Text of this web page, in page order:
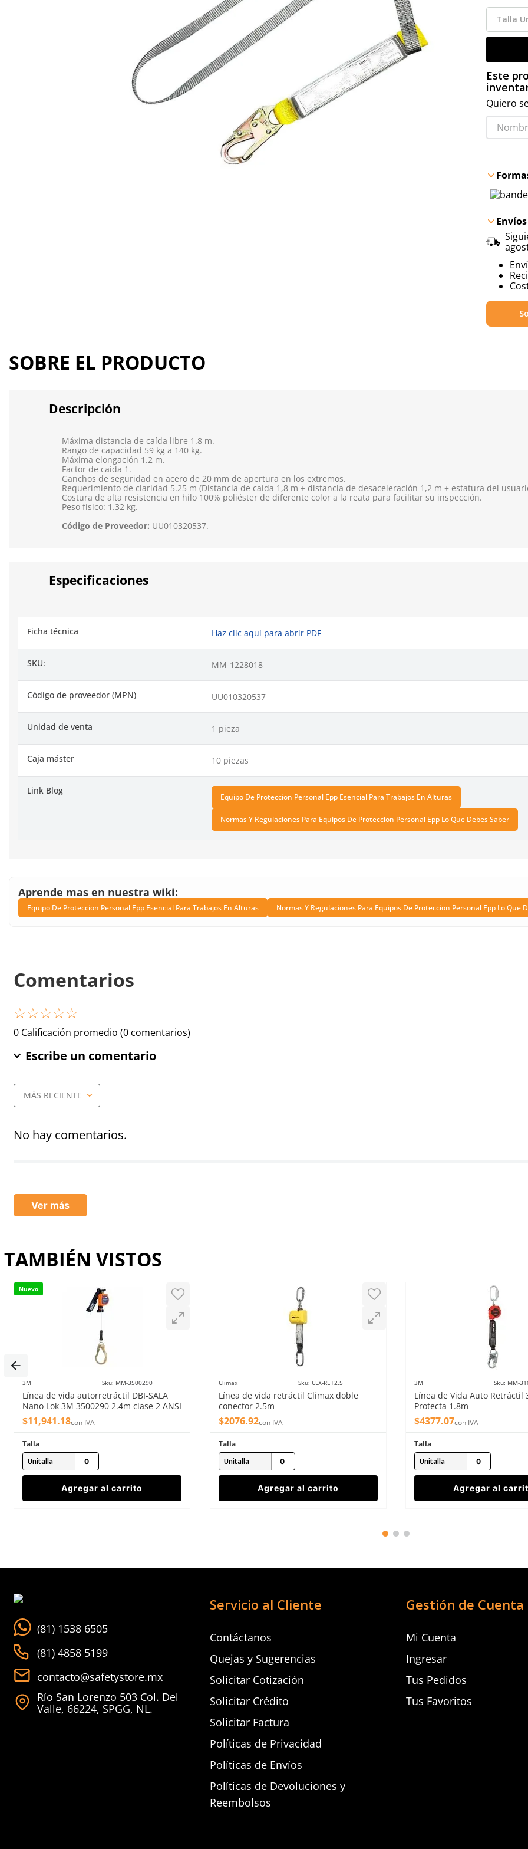
Talla
Este
Quiero
SOBRE EL PRODUCTO
Descripción
Máxima distancia de caída libre 1.8 m.
Rango de capacidad 59 kg a 140 kg.
Máxima elongación 1.2 m.
Factor de caída 1.
Ganchos de seguridad en acero de 20 mm de apertura en los extremos.
Requerimiento de claridad 5.25 m (Distancia de caída 1,8 m + distancia de desaceleración 1,2 m + estatura del
Costura de alta resistencia en hilo 100% poliéster de diferente color a la reata para facilitar su inspección.
Peso físico: 1.32 kg.
Código de Proveedor: UU010320537.
Especificaciones
Ficha técnica Haz clic aquí para abrir PDF
SKU: MM-1228018
Código de proveedor (MPN) UU010320537
Unidad de venta 1 pieza
Caja máster 10 piezas
Link Blog
Equipo De Proteccion Personal Epp Esencial Para Trabajos En Alturas
Normas Y Regulaciones Para Equipos De Proteccion Personal Epp Lo Que Debes Saber
Aprende mas en nuestra wiki:
Equipo De Proteccion Personal Epp Esencial Para Trabajos En Alturas Normas Y Regulaciones Para Equipos De Proteccion Personal Epp Lo Que
Comentarios
☆☆☆☆☆
0 Calificación promedio (0 comentarios)
Escribe un comentario
Agregar comentario
★★★★
Tu nombre
Dirección de email
Escribe un comentario
Enviar comentario
MÁS RECIENTE
No hay comentarios.
Ver más
TAMBIÉN VISTOS
Nuevo
3M Sku: MM-3500290
Línea de vida autorretráctil DBI-SALA
Nano Lok 3M 3500290 2.4m clase 2 ANSI
$11,941.18con IVA
Talla
Unitalla
Agregar al carrito
Climax Sku: CLX-RET2.5
Línea de vida retráctil Climax doble
conector 2.5m
$2076.92con IVA
Talla
Unitalla
Agregar al carrito
3M Sku: MM-
Línea de Vida Auto Retráctil
Protecta 1.8m
$4377.07con IVA
Talla
Unitalla
Agregar al
(81) 1538 6505
(81) 4858 5199
contacto@safetystore.mx
Río San Lorenzo 503 Col. Del
Valle, 66224, SPGG, NL.
Servicio al Cliente
Contáctanos
Quejas y Sugerencias
Solicitar Cotización
Solicitar Crédito
Solicitar Factura
Políticas de Privacidad
Políticas de Envíos
Políticas de Devoluciones y
Reembolsos
Gestión de Cuenta
Mi Cuenta
Ingresar
Tus Pedidos
Tus Favoritos